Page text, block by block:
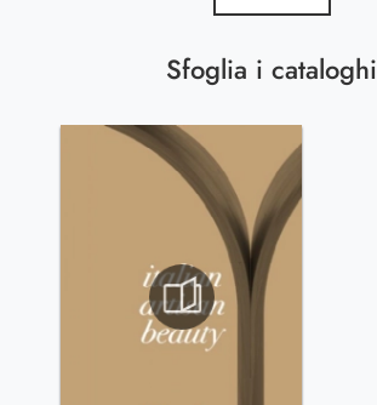
Sfoglia i cataloghi